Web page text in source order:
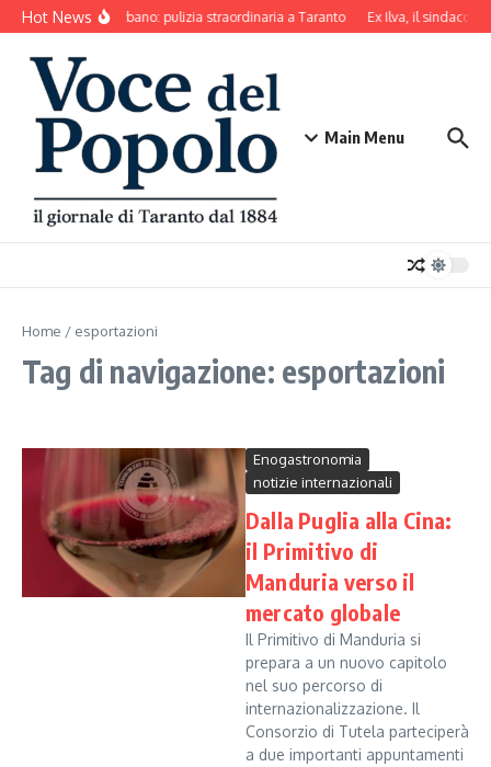
Salta al contenuto
Hot NewsDecoro urbano: pulizia straordinaria a Taranto Ex Ilva, il sindaco di
Main Menu
Home / esportazioni
Tag di navigazione: esportazioni
Enogastronomia
notizie internazionali
Dalla Puglia alla Cina:
il Primitivo di
Manduria verso il
mercato globale
Il Primitivo di Manduria si
prepara a un nuovo capitolo
nel suo percorso di
internazionalizzazione. Il
Consorzio di Tutela parteciperà
a due importanti appuntamenti